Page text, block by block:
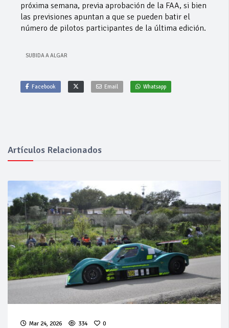
próxima semana, previa aprobación de la FAA, si bien
las previsiones apuntan a que se pueden batir el
número de pilotos participantes de la última edición.
SUBIDA A ALGAR
Facebook Email Whatsapp
Artículos Relacionados
Mar 24, 2026 334 0